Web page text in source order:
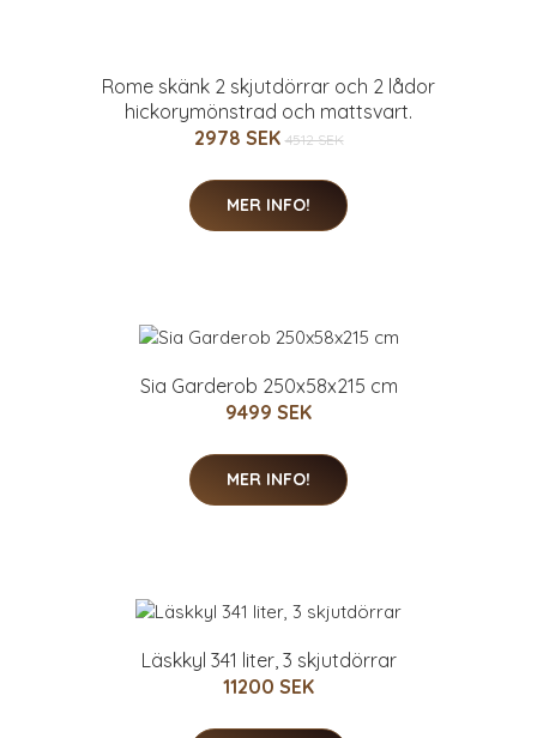
Rome skänk 2 skjutdörrar och 2 lådor
hickorymönstrad och mattsvart.
2978 SEK 4512 SEK
MER INFO!
Sia Garderob 250x58x215 cm
9499 SEK
MER INFO!
Läskkyl 341 liter, 3 skjutdörrar
11200 SEK